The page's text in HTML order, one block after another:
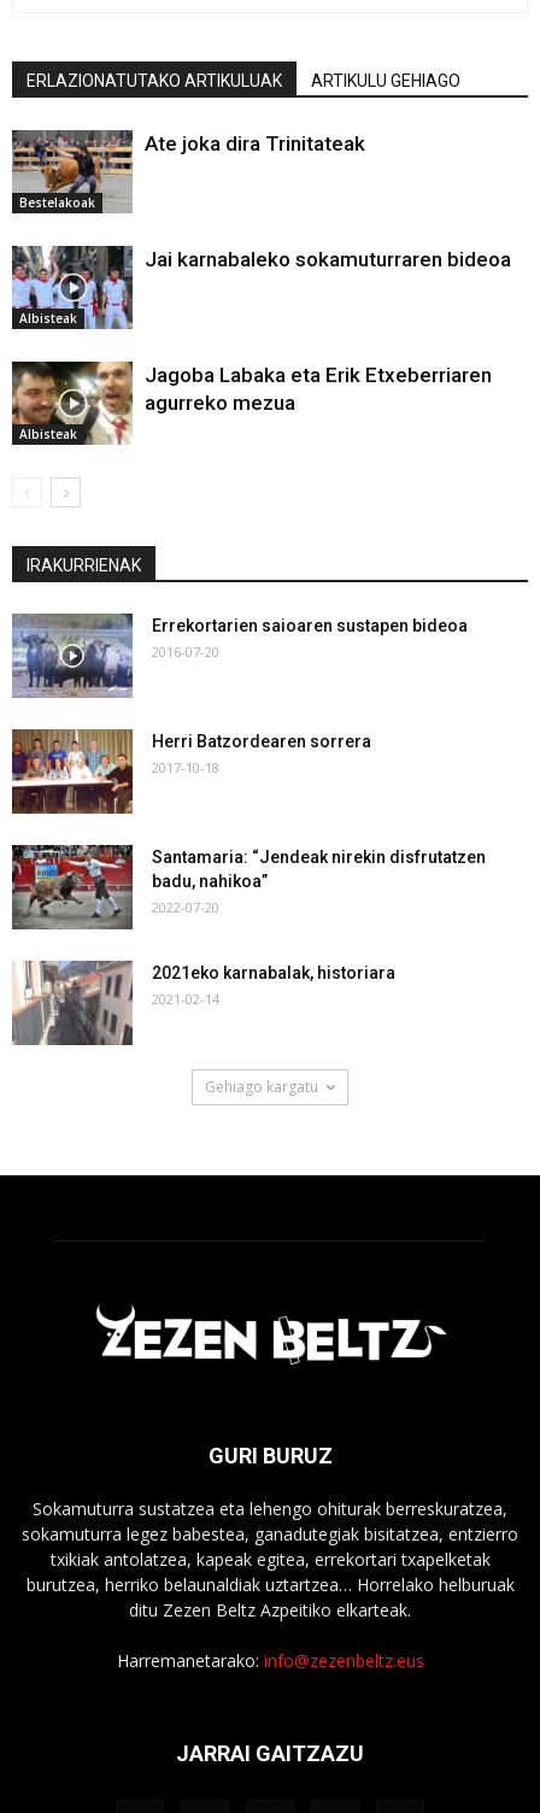
ERLAZIONATUTAKO ARTIKULUAK ARTIKULU GEHIAGO
Bestelakoak
Ate joka dira Trinitateak
Albisteak
Jai karnabaleko sokamuturraren bideoa
Albisteak
Jagoba Labaka eta Erik Etxeberriaren
agurreko mezua
IRAKURRIENAK
Errekortarien saioaren sustapen bideoa
2016-07-20
Herri Batzordearen sorrera
2017-10-18
Santamaria: “Jendeak nirekin disfrutatzen
badu, nahikoa”
2022-07-20
2021eko karnabalak, historiara
2021-02-14
Gehiago kargatu
GURI BURUZ
Sokamuturra sustatzea eta lehengo ohiturak berreskuratzea,
sokamuturra legez babestea, ganadutegiak bisitatzea, entzierro
txikiak antolatzea, kapeak egitea, errekortari txapelketak
burutzea, herriko belaunaldiak uztartzea… Horrelako helburuak
ditu Zezen Beltz Azpeitiko elkarteak.
Harremanetarako: info@zezenbeltz.eus
JARRAI GAITZAZU